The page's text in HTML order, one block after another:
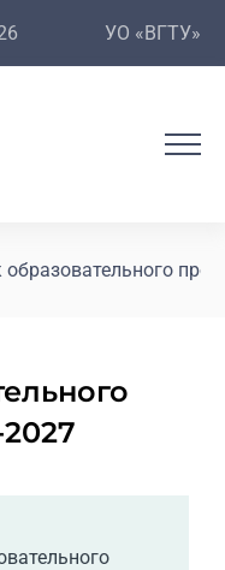
УО «ВГТУ»
образовательного